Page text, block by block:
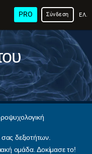
PRO Σύνδεση
δεξιοτήτων.
ομάδα. Δοκίμασε το!